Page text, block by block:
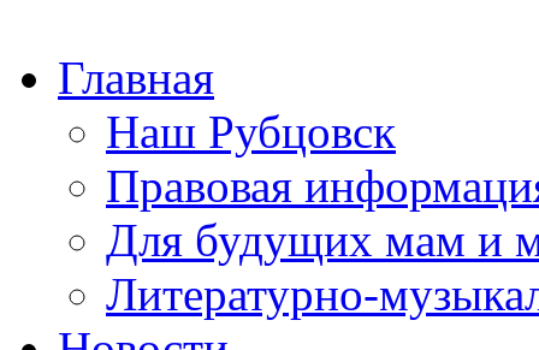
Главная
Наш Рубцовск
Правовая
Для будущих мам и
Литературно-